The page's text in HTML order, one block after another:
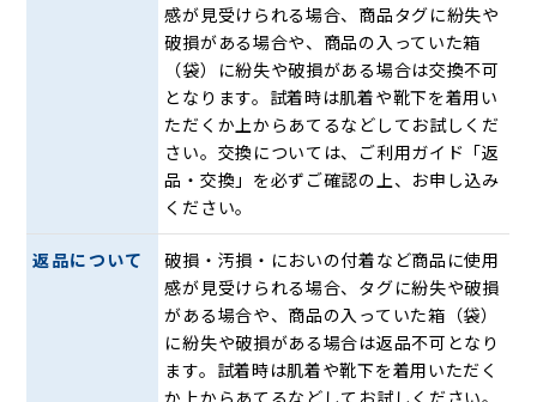
アッパーには牛革と人工皮革を使用。上品な光沢があります
が、金谷製靴らしく柔らかな足あたりで、新品の状態でも靴
ずれの心配が少ないです。
防水仕上げなので、多少の降雨には耐えられるようにもして
※完全防水ではありません。
靴内部の先端には抗菌防臭加工素材「ユニフレッシャー」を
感が見受けられる場合、商品タグに紛失や
破損がある場合や、商品の入っていた箱
（袋）に紛失や破損がある場合は交換不可
となります。試着時は肌着や靴下を着用い
ただくか上からあてるなどしてお試しくだ
さい。交換については、ご利用ガイド「返
品・交換」を必ずご確認の上、お申し込み
ください。
返品について
破損・汚損・においの付着など商品に使用
感が見受けられる場合、タグに紛失や破損
がある場合や、商品の入っていた箱（袋）
に紛失や破損がある場合は返品不可となり
ます。試着時は肌着や靴下を着用いただく
か上からあてるなどしてお試しください。